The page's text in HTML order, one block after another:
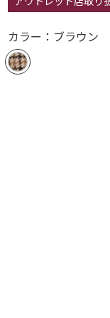
カラー：ブラウン